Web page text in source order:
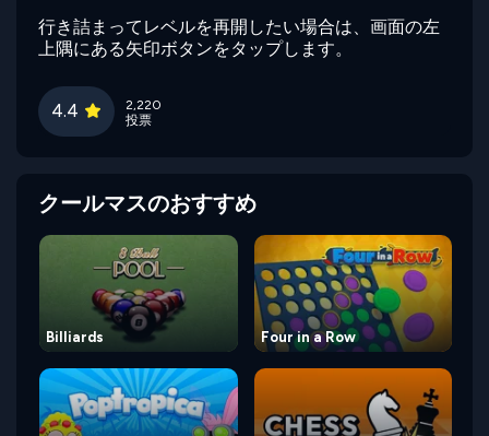
行き詰まってレベルを再開したい場合は、画面の左
上隅にある矢印ボタンをタップします。
4.4
2,220
投票
クールマスのおすすめ
Billiards Four in a Row